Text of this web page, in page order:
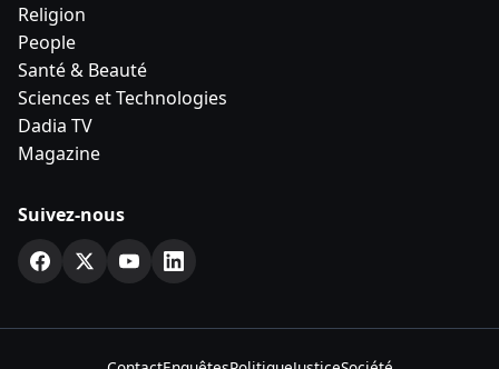
Religion
People
Santé & Beauté
Sciences et Technologies
Dadia TV
Magazine
Suivez-nous